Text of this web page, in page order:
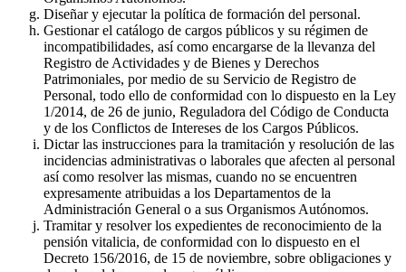
Diseñar y ejecutar la política de formación del personal.
Gestionar el catálogo de cargos públicos y su régimen de
incompatibilidades, así como encargarse de la llevanza del
Registro de Actividades y de Bienes y Derechos
Patrimoniales, por medio de su Servicio de Registro de
Personal, todo ello de conformidad con lo dispuesto en la Ley
1/2014, de 26 de junio, Reguladora del Código de Conducta
y de los Conflictos de Intereses de los Cargos Públicos.
Dictar las instrucciones para la tramitación y resolución de las
incidencias administrativas o laborales que afecten al personal
así como resolver las mismas, cuando no se encuentren
expresamente atribuidas a los Departamentos de la
Administración General o a sus Organismos Autónomos.
Tramitar y resolver los expedientes de reconocimiento de la
pensión vitalicia, de conformidad con lo dispuesto en el
Decreto 156/2016, de 15 de noviembre, sobre obligaciones y